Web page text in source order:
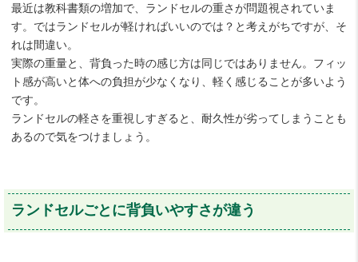
最近は教科書類の増加で、ランドセルの重さが問題視されていま
す。ではランドセルが軽ければいいのでは？と考えがちですが、そ
れは間違い。
実際の重量と、背負った時の感じ方は同じではありません。フィッ
ト感が高いと体への負担が少なくなり、軽く感じることが多いよう
です。
ランドセルの軽さを重視しすぎると、耐久性が劣ってしまうことも
あるので気をつけましょう。
ランドセルごとに背負いやすさが違う